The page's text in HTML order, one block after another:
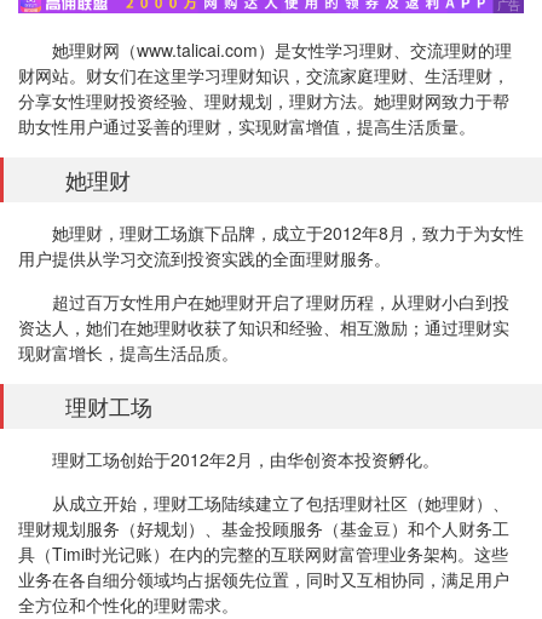
她理财网（www.talicai.com）是女性学习理财、交流理财的理
财网站。财女们在这里学习理财知识，交流家庭理财、生活理财，
分享女性理财投资经验、理财规划，理财方法。她理财网致力于帮
助女性用户通过妥善的理财，实现财富增值，提高生活质量。
她理财
她理财，理财工场旗下品牌，成立于2012年8月，致力于为女性
用户提供从学习交流到投资实践的全面理财服务。
超过百万女性用户在她理财开启了理财历程，从理财小白到投
资达人，她们在她理财收获了知识和经验、相互激励；通过理财实
现财富增长，提高生活品质。
理财工场
理财工场创始于2012年2月，由华创资本投资孵化。
从成立开始，理财工场陆续建立了包括理财社区（她理财）、
理财规划服务（好规划）、基金投顾服务（基金豆）和个人财务工
具（Timi时光记账）在内的完整的互联网财富管理业务架构。这些
业务在各自细分领域均占据领先位置，同时又互相协同，满足用户
全方位和个性化的理财需求。